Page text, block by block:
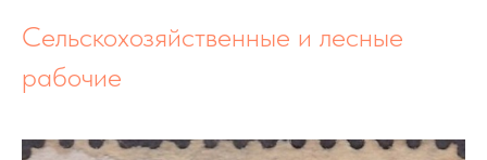
Сельскохозяйственные и лесные
рабочие